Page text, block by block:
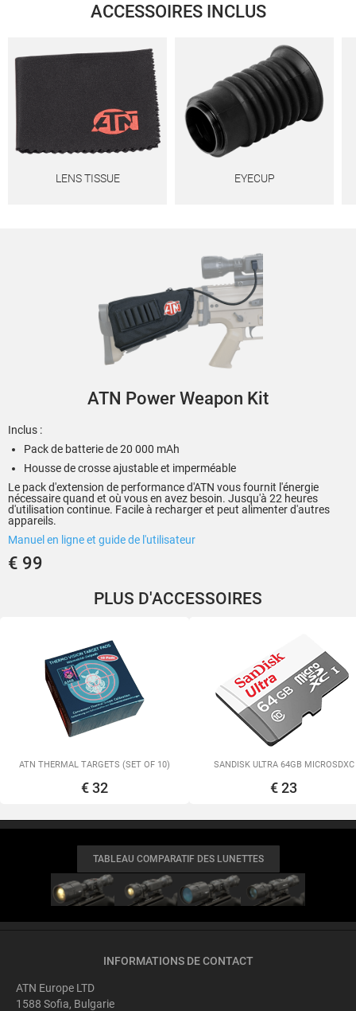
ACCESSOIRES INCLUS
LENS TISSUE EYECUP
ATN Power Weapon Kit
Inclus :
Pack de batterie de 20 000 mAh
Housse de crosse ajustable et imperméable
Le pack d'extension de performance d'ATN vous fournit l'énergie
nécessaire quand et où vous en avez besoin. Jusqu'à 22 heures
d'utilisation continue. Facile à recharger et peut alimenter d'autres
appareils.
Manuel en ligne et guide de l'utilisateur
€ 99
PLUS D'ACCESSOIRES
ATN THERMAL TARGETS (SET OF 10)
€ 32
SANDISK ULTRA 64GB MICROSDXC
€ 23
TABLEAU COMPARATIF DES LUNETTES
INFORMATIONS DE CONTACT
ATN Europe LTD
1588 Sofia, Bulgarie